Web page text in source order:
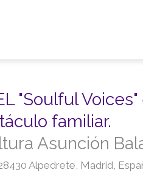
"Soulful
familiar.
Asunción
Alpedrete, Madrid,